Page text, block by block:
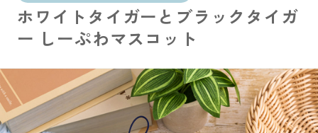
採用情報
お問い合わせ
ホワイトタイガーとブラックタイガ
ー しーぷわマスコット